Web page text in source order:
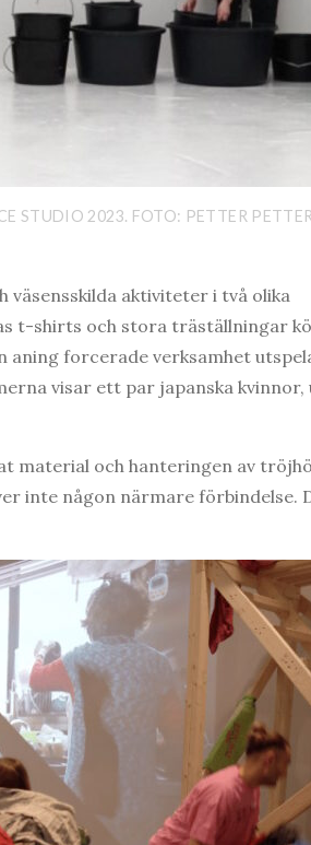
STUDIO 2023. FOTO: PETTER
väsensskilda aktiviteter i två olika
t-shirts och stora träställningar
aning forcerade verksamhet
visar ett par japanska kvinnor,
material och hanteringen av
inte någon närmare förbindelse.